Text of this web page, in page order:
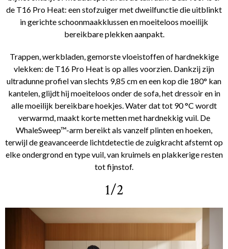
de T16 Pro Heat: een stofzuiger met dweilfunctie die uitblinkt
in gerichte schoonmaakklussen en moeiteloos moeilijk
bereikbare plekken aanpakt.
Trappen, werkbladen, gemorste vloeistoffen of hardnekkige
vlekken: de T16 Pro Heat is op alles voorzien. Dankzij zijn
ultradunne profiel van slechts 9,85 cm en een kop die 180° kan
kantelen, glijdt hij moeiteloos onder de sofa, het dressoir en in
alle moeilijk bereikbare hoekjes. Water dat tot 90 °C wordt
verwarmd, maakt korte metten met hardnekkig vuil. De
WhaleSweep™-arm bereikt als vanzelf plinten en hoeken,
terwijl de geavanceerde lichtdetectie de zuigkracht afstemt op
elke ondergrond en type vuil, van kruimels en plakkerige resten
tot fijnstof.
1/2